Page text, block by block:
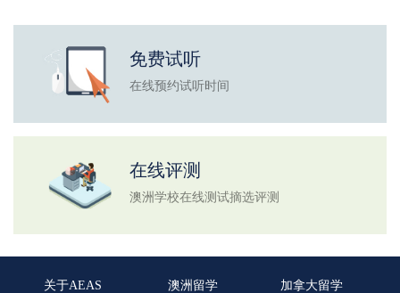
免费试听
在线预约试听时间
在线评测
澳洲学校在线测试摘选评测
关于AEAS 澳洲留学 加拿大留学